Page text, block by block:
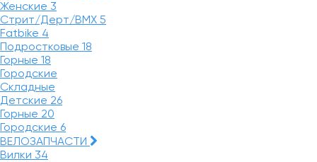
Женские 3
Стрит/Дерт/BMX 5
Fatbike 4
Подростковые 18
Горные 18
Городские
Складные
Детские 26
Горные 20
Городские 6
ВЕЛОЗАПЧАСТИ
Вилки 34